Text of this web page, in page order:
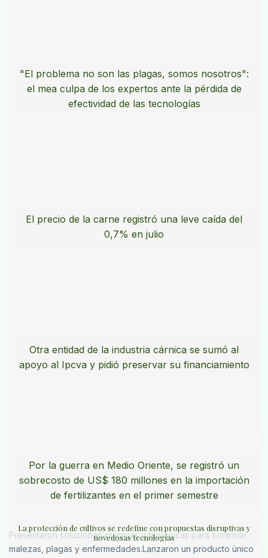
"El problema no son las plagas, somos nosotros":
el mea culpa de los expertos ante la pérdida de
efectividad de las tecnologías
El precio de la carne registró una leve caída del
0,7% en julio
Otra entidad de la industria cárnica se sumó al
apoyo al Ipcva y pidió preservar su financiamiento
Por la guerra en Medio Oriente, se registró un
sobrecosto de US$ 180 millones en la importación
de fertilizantes en el primer semestre
La protección de cultivos se redefine con propuestas disruptivas y
novedosas tecnologías
Presentaron soluciones químicas y biológicas para controlar
malezas, plagas y enfermedades.Lanzaron un producto único